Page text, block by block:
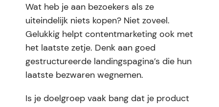
Wat heb je aan bezoekers als ze
uiteindelijk niets kopen? Niet zoveel.
Gelukkig helpt contentmarketing ook met
het laatste zetje. Denk aan goed
gestructureerde landingspagina’s die hun
laatste bezwaren wegnemen.
Is je doelgroep vaak bang dat je product